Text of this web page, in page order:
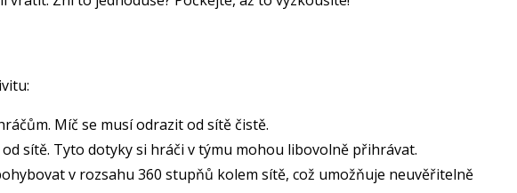
Míč se musí odrazit od sítě čistě.
sítě. Tyto dotyky si hráči v týmu mohou libovolně přihrávat.
v rozsahu 360 stupňů kolem sítě, což umožňuje neuvěřitelně